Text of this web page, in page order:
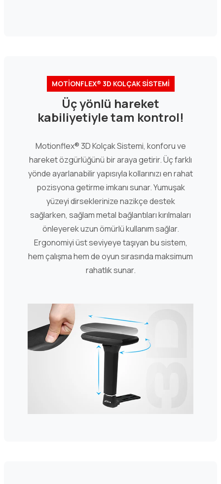
MOTİONFLEX® 3D KOLÇAK SİSTEMİ
Üç yönlü hareket
kabiliyetiyle tam kontrol!
Motionflex® 3D Kolçak Sistemi, konforu ve
hareket özgürlüğünü bir araya getirir. Üç farklı
yönde ayarlanabilir yapısıyla kollarınızı en rahat
pozisyona getirme imkanı sunar. Yumuşak
yüzeyi dirseklerinize nazikçe destek
sağlarken, sağlam metal bağlantıları kırılmaları
önleyerek uzun ömürlü kullanım sağlar.
Ergonomiyi üst seviyeye taşıyan bu sistem,
hem çalışma hem de oyun sırasında maksimum
rahatlık sunar.